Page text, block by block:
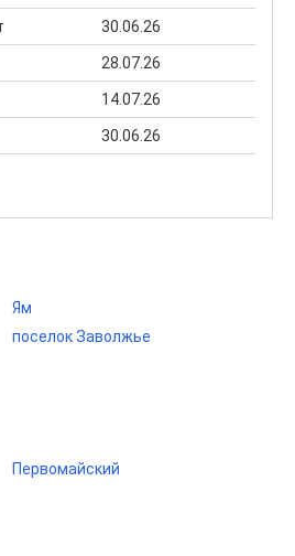
30.06.26
28.07.26
14.07.26
30.06.26
Ям
поселок Заволжье
Первомайский